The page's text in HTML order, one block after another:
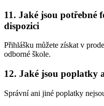
11. Jaké jsou potřebné
dispozici
Přihlášku můžete získat v
odborné škole.
12. Jaké jsou poplatky
Správní ani jiné poplatky